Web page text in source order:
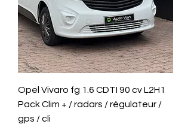
Opel Vivaro fg 1.6 CDTI 90 cv L2H1
Pack Clim + / radars / régulateur /
gps / cli